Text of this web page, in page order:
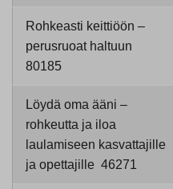
Rohkeasti keittiöön –
perusruoat haltuun
80185
Löydä oma ääni –
rohkeutta ja iloa
laulamiseen kasvattajille
ja opettajille 46271